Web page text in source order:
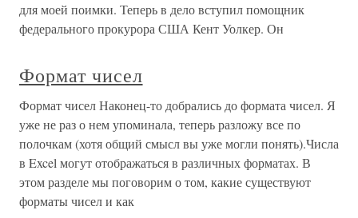
для моей поимки. Теперь в дело вступил помощник
федерального прокурора США Кент Уолкер. Он
Формат чисел
Формат чисел Наконец-то добрались до формата чисел. Я
уже не раз о нем упоминала, теперь разложу все по
полочкам (хотя общий смысл вы уже могли понять).Числа
в Excel могут отображаться в различных форматах. В
этом разделе мы поговорим о том, какие существуют
форматы чисел и как